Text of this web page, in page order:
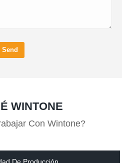
Send
WINTONE
Con Wintone?
De Producción